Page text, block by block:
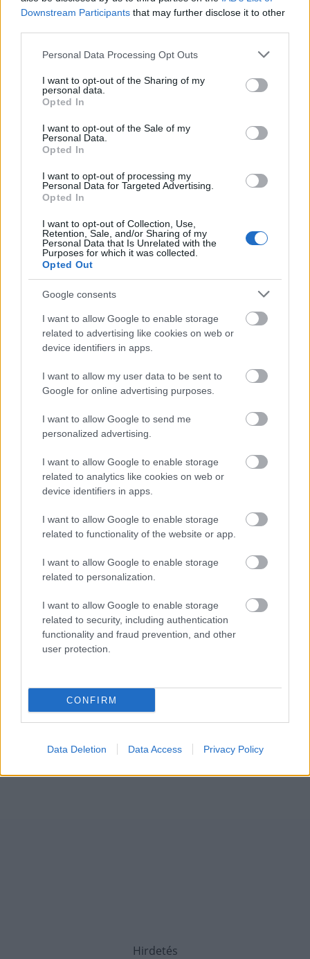
Downstream Participants that may further disclose it to other
Please note that this website/app uses one or more Google
not limited to your visit or usage behaviour. You may click to
grant or deny consent to Google and its third-party tags to
use your data for below specified purposes in below Google
consent section.
Personal Data Processing Opt Outs
I want to opt-out of the Sharing of my
personal data.
Opted In
I want to opt-out of the Sale of my
Personal Data.
Opted In
I want to opt-out of processing my
Personal Data for Targeted Advertising.
Opted In
I want to opt-out of Collection, Use,
Retention, Sale, and/or Sharing of my
Personal Data that Is Unrelated with the
Purposes for which it was collected.
Opted Out
Google consents
I want to allow Google to enable storage
related to advertising like cookies on web or
device identifiers in apps.
I want to allow my user data to be sent to
Google for online advertising purposes.
I want to allow Google to send me
personalized advertising.
I want to allow Google to enable storage
related to analytics like cookies on web or
device identifiers in apps.
I want to allow Google to enable storage
related to functionality of the website or app.
I want to allow Google to enable storage
related to personalization.
I want to allow Google to enable storage
related to security, including authentication
functionality and fraud prevention, and other
user protection.
CONFIRM
Data Deletion Data Access Privacy Policy
Utalvány formájában, novemberben érkezik
az iskolakezdési támogatás második fele
Orosz olajfinomítókra csaptak le az
ukránok, nem késett a válasz
HÍREK 3 órája
energiarendszer a végnapjait éli
HÍREK 6 órája
Csak egy válsággal lehet megfosztani a
dollárt a pénzügyi tróntól!
PÉNZÜGY 7 órája
NÉPSZERŰ
Hirdetés